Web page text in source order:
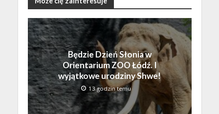
Będzie Dzień Słonia w
Orientarium ZOO Łódź. I
wyjątkowe urodziny Shwe!
13 godzin temu